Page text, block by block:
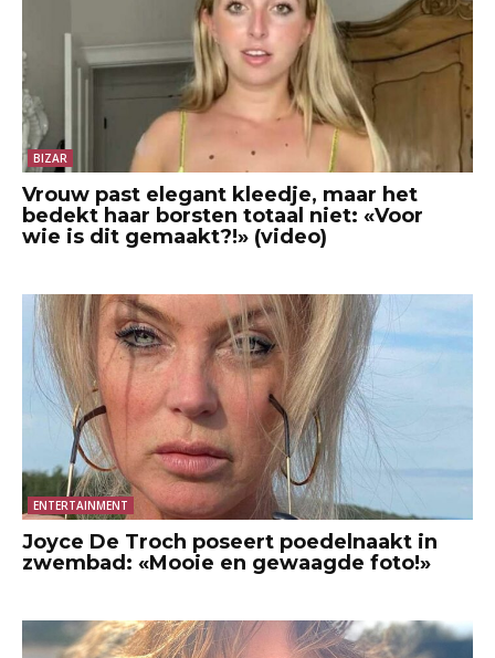
BIZAR
Vrouw past elegant kleedje, maar het
bedekt haar borsten totaal niet: «Voor
wie is dit gemaakt?!» (video)
ENTERTAINMENT
Joyce De Troch poseert poedelnaakt in
zwembad: «Mooie en gewaagde foto!»